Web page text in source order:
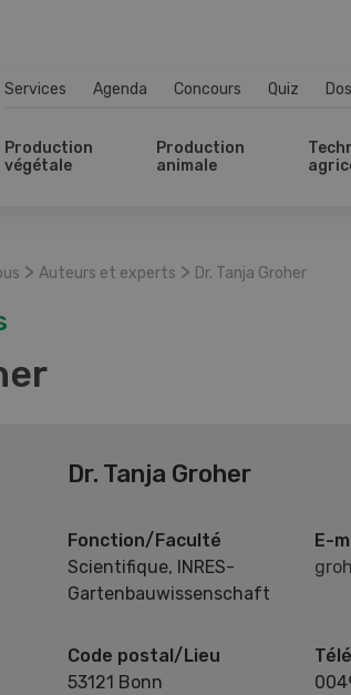
Services Agenda Concours Quiz
Production
végétale
Production
animale
> Auteurs et experts > Dr. Tanja Groher
Dr. Tanja Groher
Fonction/Faculté
Scientifique, INRES-
Gartenbauwissenschaft
E-
Code postal/Lieu
53121 Bonn